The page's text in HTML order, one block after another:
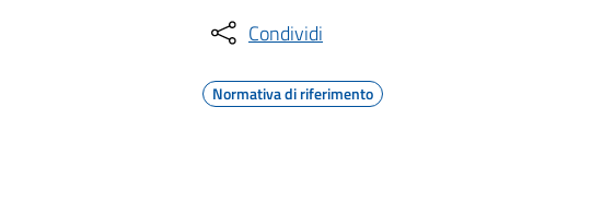
Condividi
Normativa di riferimento